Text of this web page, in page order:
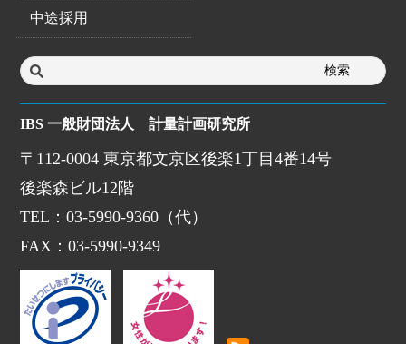
中途採用
IBS 一般財団法人 計量計画研究所
〒112-0004 東京都文京区後楽1丁目4番14号
後楽森ビル12階
TEL：03-5990-9360（代）
FAX：03-5990-9349